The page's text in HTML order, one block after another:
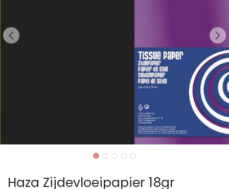
Haza Zijdevloeipapier 18gr